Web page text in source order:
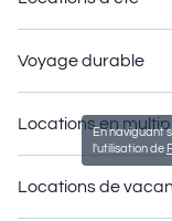
Voyage durable
Locations en
Locations de
En naviguant
l'utilisation de